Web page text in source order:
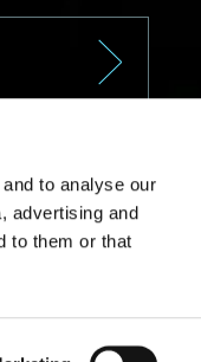
to analyse our
advertising and
to them or that